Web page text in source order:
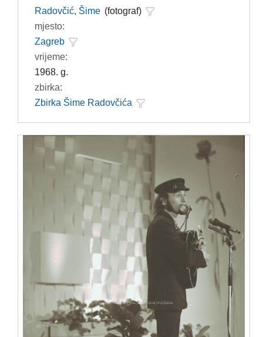
Radovčić, Šime (fotograf)
mjesto:
Zagreb
vrijeme:
1968. g.
zbirka:
Zbirka Šime Radovčića